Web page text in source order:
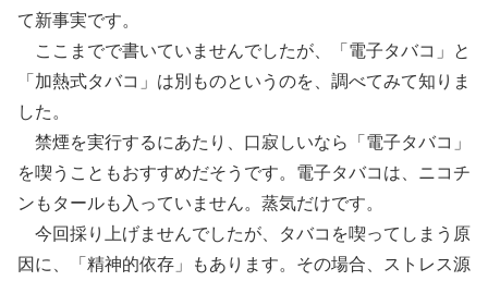
て新事実です。
ここまでで書いていませんでしたが、「電子タバコ」と
「加熱式タバコ」は別ものというのを、調べてみて知りま
した。
禁煙を実行するにあたり、口寂しいなら「電子タバコ」
を喫うこともおすすめだそうです。電子タバコは、ニコチ
ンもタールも入っていません。蒸気だけです。
今回採り上げませんでしたが、タバコを喫ってしまう原
因に、「精神的依存」もあります。その場合、ストレス源